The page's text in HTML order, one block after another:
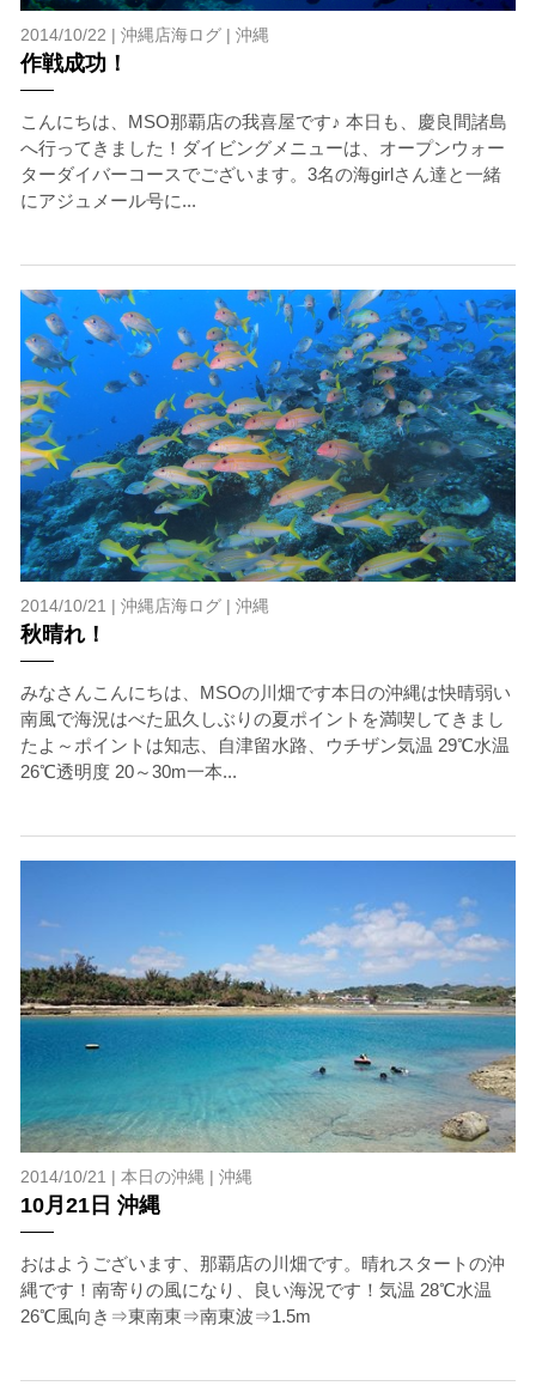
2014/10/22 | 沖縄店海ログ| 沖縄
作戦成功！
こんにちは、MSO那覇店の我喜屋です♪ 本日も、慶良間諸島
へ行ってきました！ダイビングメニューは、オープンウォー
ターダイバーコースでございます。3名の海girlさん達と一緒
にアジュメール号に...
2014/10/21 | 沖縄店海ログ| 沖縄
秋晴れ！
みなさんこんにちは、MSOの川畑です本日の沖縄は快晴弱い
南風で海況はべた凪久しぶりの夏ポイントを満喫してきまし
たよ～ポイントは知志、自津留水路、ウチザン気温 29℃水温
26℃透明度 20～30m一本...
2014/10/21 | 本日の沖縄 | 沖縄
10月21日 沖縄
おはようございます、那覇店の川畑です。晴れスタートの沖
縄です！南寄りの風になり、良い海況です！気温 28℃水温
26℃風向き⇒東南東⇒南東波⇒1.5m